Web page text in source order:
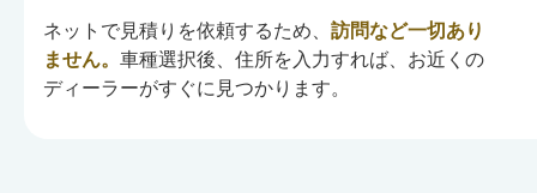
ネットで見積りを依頼するため、 訪問など一切あり
ません。 車種選択後、住所を入力すれば、お近くの
ディーラーがすぐに見つかります。